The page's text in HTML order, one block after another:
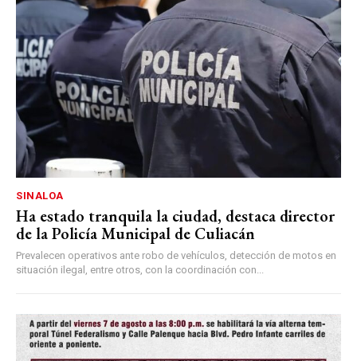
SINALOA
Ha estado tranquila la ciudad, destaca director
de la Policía Municipal de Culiacán
Prevalecen operativos ante robo de vehículos, detección de motos en
situación ilegal, entre otros, con la coordinación con...